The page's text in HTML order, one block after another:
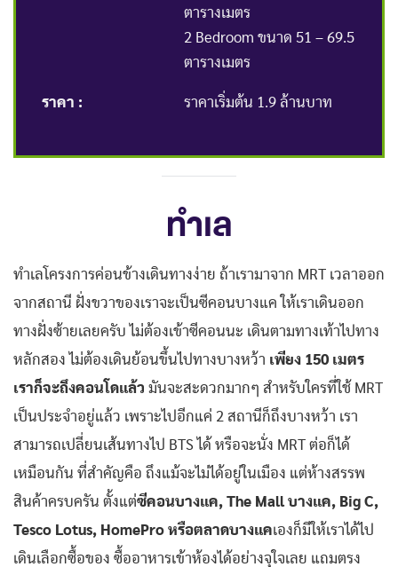
ตารางเมตร
2 Bedroom ขนาด 51 – 69.5
ตารางเมตร
ราคา : ราคาเริ่มต้น 1.9 ล้านบาท
ทำเล
ทำเลโครงการค่อนข้างเดินทางง่าย ถ้าเรามาจาก MRT เวลาออก
จากสถานี ฝั่งขวาของเราจะเป็นซีคอนบางแค ให้เราเดินออก
ทางฝั่งซ้ายเลยครับ ไม่ต้องเข้าซีคอนนะ เดินตามทางเท้าไปทาง
หลักสอง ไม่ต้องเดินย้อนขึ้นไปทางบางหว้า เพียง 150 เมตร
เราก็จะถึงคอนโดแล้ว มันจะสะดวกมากๆ สำหรับใครที่ใช้ MRT
เป็นประจำอยู่แล้ว เพราะไปอีกแค่ 2 สถานีก็ถึงบางหว้า เรา
สามารถเปลี่ยนเส้นทางไป BTS ได้ หรือจะนั่ง MRT ต่อก็ได้
เหมือนกัน ที่สำคัญคือ ถึงแม้จะไม่ได้อยู่ในเมือง แต่ห้างสรรพ
สินค้าครบครัน ตั้งแต่ซีคอนบางแค, The Mall บางแค, Big C,
Tesco Lotus, HomePro หรือตลาดบางแคเองก็มีให้เราได้ไป
เดินเลือกซื้อของ ซื้ออาหารเข้าห้องได้อย่างจุใจเลย แถมตรง